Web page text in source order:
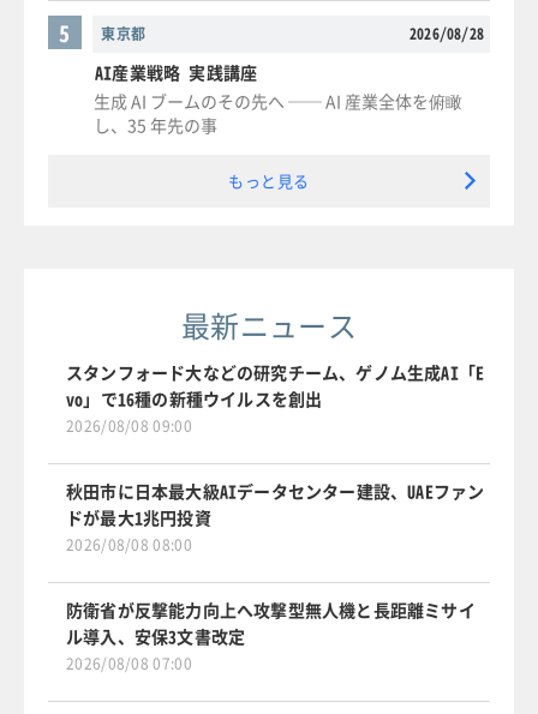
東京都 2026/08/28
5
AI産業戦略 実践講座
生成 AI ブームのその先へ ── AI 産業全体を俯瞰
し、35 年先の事
もっと見る
最新ニュース
スタンフォード大などの研究チーム、ゲノム生成AI「E
vo」で16種の新種ウイルスを創出
2026/08/08 09:00
秋田市に日本最大級AIデータセンター建設、UAEファン
ドが最大1兆円投資
2026/08/08 08:00
防衛省が反撃能力向上へ攻撃型無人機と長距離ミサイ
ル導入、安保3文書改定
2026/08/08 07:00